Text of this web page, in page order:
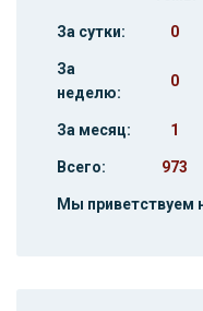
За сутки: 0
За
неделю:
0
За месяц: 1
Всего: 973
Мы приветствуем